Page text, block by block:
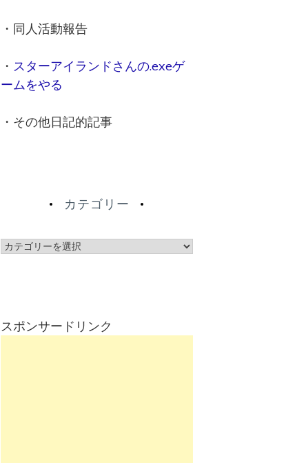
・同人活動報告
・ スターアイランドさんの.exeゲ
ームをやる
・その他日記的記事
カテゴリー
カ
ー
スポンサードリンク